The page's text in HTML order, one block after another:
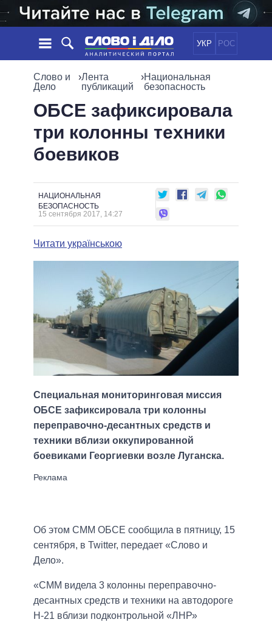
УКР РОС
НОВОСТИ
ЛЕНТА
СТАТЬИ
МНЕНИЯ
ДАЙДЖЕСТЫ
ЭКОНОМИКА
ОБЩЕСТВО
ОБЕЩАНИЯ
ПОЛИТИКИ
ВСЕ ПОЛИТИКИ
ВЕРХОВНАЯ РАДА
КАБИНЕТ МИНИСТРОВ
ГЛАВЫ ОБЛАДМИНИСТРАЦИЙ
МЭРЫ
ВСЕ ПЕРСОНЫ
ИНФОГРАФИКА
ВИДЕО
ПОДДЕРЖАТЬ
СРАВНЕНИЕ ПОЛИТИКОВ
Слово и
Дело
›Лента
публикаций
›Национальная
безопасность
ОБСЕ зафиксировала
три колонны техники
боевиков
НАЦИОНАЛЬНАЯ
БЕЗОПАСНОСТЬ
15 сентября 2017, 14:27
Читати українською
Специальная мониторинговая миссия
ОБСЕ зафиксировала три колонны
переправочно-десантных средств и
техники вблизи оккупированной
боевиками Георгиевки возле Луганска.
Об этом СММ ОБСЕ сообщила в пятницу, 15
сентября, в Twitter, передает «Слово и
Дело».
«СММ видела 3 колонны переправочно-
десантных средств и техники на автодороге
H-21 вблизи подконтрольной «ЛНР»